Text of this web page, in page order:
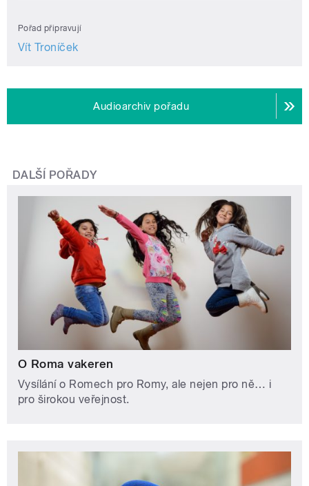
Pořad připravují
Vít Troníček
Audioarchiv pořadu
DALŠÍ POŘADY
O Roma vakeren
Vysílání o Romech pro Romy, ale nejen pro ně… i
pro širokou veřejnost.